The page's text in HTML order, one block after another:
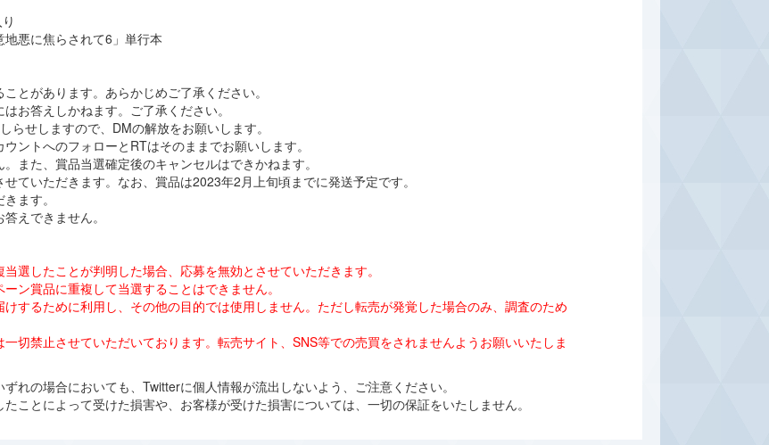
地悪に焦らされて6」単行本
とがあります。あらかじめご了承ください。
お答えしかねます。ご了承ください。
らせしますので、DMの解放をお願いします。
ントへのフォローとRTはそのままでお願いします。
また、賞品当選確定後のキャンセルはできかねます。
ていただきます。なお、賞品は2023年2月上旬頃までに発送予定です。
ます。
えできません。
選したことが判明した場合、応募を無効とさせていただきます。
ン賞品に重複して当選することはできません。
けするために利用し、その他の目的では使用しません。ただし転売が発覚した場合のみ、調査のため
切禁止させていただいております。転売サイト、SNS等での売買をされませんようお願いいたしま
れの場合においても、Twitterに個人情報が流出しないよう、ご注意ください。
ことによって受けた損害や、お客様が受けた損害については、一切の保証をいたしません。